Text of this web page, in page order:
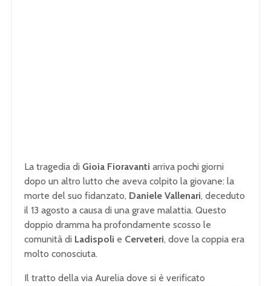
La tragedia di Gioia Fioravanti arriva pochi giorni
dopo un altro lutto che aveva colpito la giovane: la
morte del suo fidanzato, Daniele Vallenari, deceduto
il 13 agosto a causa di una grave malattia. Questo
doppio dramma ha profondamente scosso le
comunità di Ladispoli e Cerveteri, dove la coppia era
molto conosciuta.
Il tratto della via Aurelia dove si è verificato